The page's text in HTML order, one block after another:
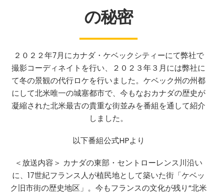
の秘密
２０２２年7月にカナダ・ケベックシティーにて弊社で
撮影コーディネイトを行い、２０２３年３月には弊社に
て冬の景観の代行ロケを行いました。ケベック州の州都
にして北米唯一の城塞都市で、今もなおカナダの歴史が
凝縮された北米最古の貴重な街並みを番組を通して紹介
しました。
以下番組公式HPより
＜放送内容＞ カナダの東部・セントローレンス川沿い
に、17世紀フランス人が植民地として築いた街「ケベッ
ク旧市街の歴史地区」。今もフランスの文化が残り“北米